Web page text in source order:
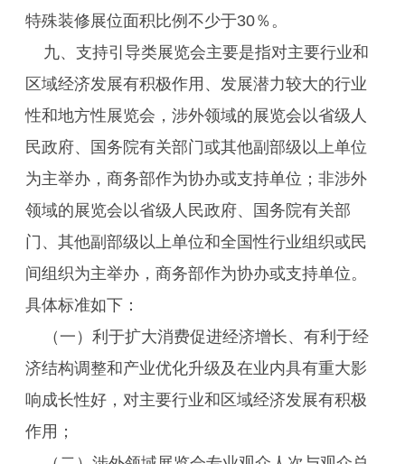
特殊装修展位面积比例不少于30％。
九、支持引导类展览会主要是指对主要行业和
区域经济发展有积极作用、发展潜力较大的行业
性和地方性展览会，涉外领域的展览会以省级人
民政府、国务院有关部门或其他副部级以上单位
为主举办，商务部作为协办或支持单位；非涉外
领域的展览会以省级人民政府、国务院有关部
门、其他副部级以上单位和全国性行业组织或民
间组织为主举办，商务部作为协办或支持单位。
具体标准如下：
（一）利于扩大消费促进经济增长、有利于经
济结构调整和产业优化升级及在业内具有重大影
响成长性好，对主要行业和区域经济发展有积极
作用；